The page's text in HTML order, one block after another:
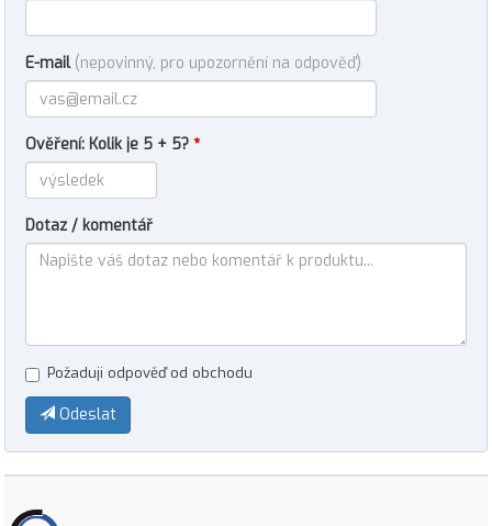
E-mail (nepovinný, pro upozornění na odpověď)
Ověření: Kolik je 5 + 5? *
Dotaz / komentář
Požaduji odpověď od obchodu
Odeslat